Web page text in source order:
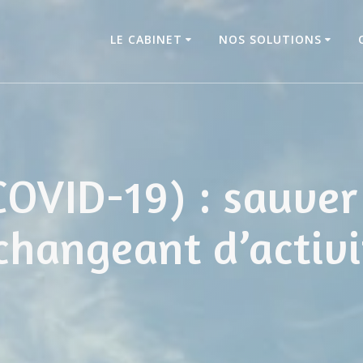
LE CABINET NOS SOLUTIONS
19) :